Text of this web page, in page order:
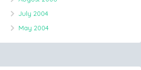
July 2004
May 2004